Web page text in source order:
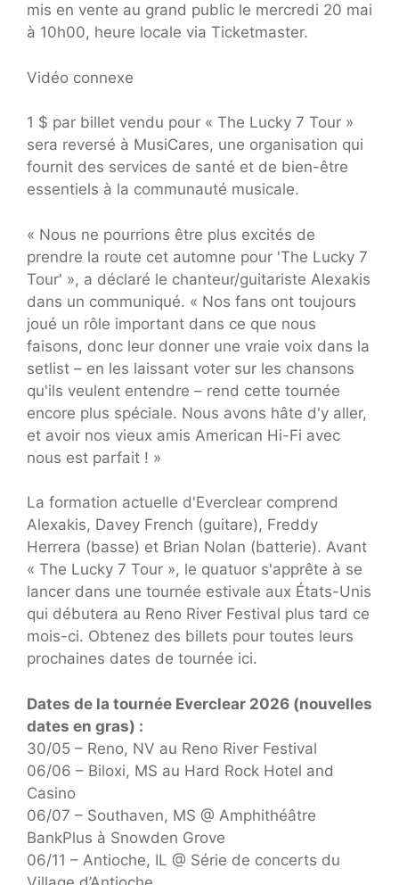
mis en vente au grand public le mercredi 20 mai
à 10h00, heure locale via Ticketmaster.
Vidéo connexe
1 $ par billet vendu pour « The Lucky 7 Tour »
sera reversé à MusiCares, une organisation qui
fournit des services de santé et de bien-être
essentiels à la communauté musicale.
« Nous ne pourrions être plus excités de
prendre la route cet automne pour 'The Lucky 7
Tour' », a déclaré le chanteur/guitariste Alexakis
dans un communiqué. « Nos fans ont toujours
joué un rôle important dans ce que nous
faisons, donc leur donner une vraie voix dans la
setlist – en les laissant voter sur les chansons
qu'ils veulent entendre – rend cette tournée
encore plus spéciale. Nous avons hâte d'y aller,
et avoir nos vieux amis American Hi-Fi avec
nous est parfait ! »
La formation actuelle d'Everclear comprend
Alexakis, Davey French (guitare), Freddy
Herrera (basse) et Brian Nolan (batterie). Avant
« The Lucky 7 Tour », le quatuor s'apprête à se
lancer dans une tournée estivale aux États-Unis
qui débutera au Reno River Festival plus tard ce
mois-ci. Obtenez des billets pour toutes leurs
prochaines dates de tournée ici.
Dates de la tournée Everclear 2026 (nouvelles
dates en gras) :
30/05 – Reno, NV au Reno River Festival
06/06 – Biloxi, MS au Hard Rock Hotel and
Casino
06/07 – Southaven, MS @ Amphithéâtre
BankPlus à Snowden Grove
06/11 – Antioche, IL @ Série de concerts du